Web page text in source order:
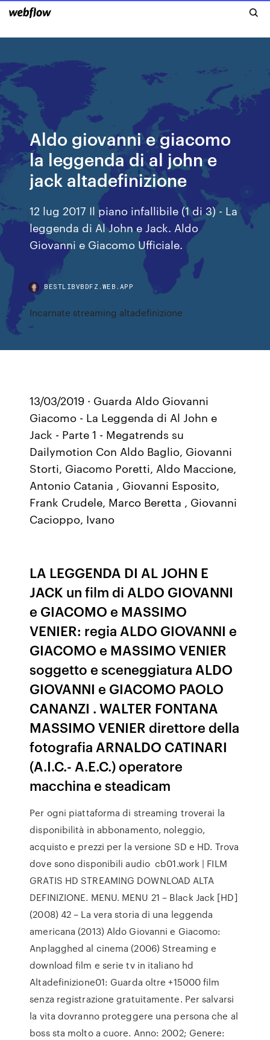
Aldo giovanni e giacomo
la leggenda di al john e
jack altadefinizione
12 lug 2017 Il piano infallibile (1 di 3) - La
leggenda di Al John e Jack. Aldo
Giovanni e Giacomo Ufficiale.
BESTLIBVBDFZ.WEB.APP
Incarnate streaming altadefinizione
13/03/2019 · Guarda Aldo Giovanni
Giacomo - La Leggenda di Al John e
Jack - Parte 1 - Megatrends su
Dailymotion Con Aldo Baglio, Giovanni
Storti, Giacomo Poretti, Aldo Maccione,
Antonio Catania , Giovanni Esposito,
Frank Crudele, Marco Beretta , Giovanni
Cacioppo, Ivano
LA LEGGENDA DI AL JOHN E
JACK un film di ALDO GIOVANNI
e GIACOMO e MASSIMO
VENIER: regia ALDO GIOVANNI e
GIACOMO e MASSIMO VENIER
soggetto e sceneggiatura ALDO
GIOVANNI e GIACOMO PAOLO
CANANZI . WALTER FONTANA
MASSIMO VENIER direttore della
fotografia ARNALDO CATINARI
(A.I.C.- A.E.C.) operatore
macchina e steadicam
Per ogni piattaforma di streaming troverai la
disponibilità in abbonamento, noleggio,
acquisto e prezzi per la versione SD e HD. Trova
dove sono disponibili audio cb01.work | FILM
GRATIS HD STREAMING DOWNLOAD ALTA
DEFINIZIONE. MENU. MENU 21 – Black Jack [HD]
(2008) 42 – La vera storia di una leggenda
americana (2013) Aldo Giovanni e Giacomo:
Anplagghed al cinema (2006) Streaming e
download film e serie tv in italiano hd
Altadefinizione01: Guarda oltre +15000 film
senza registrazione gratuitamente. Per salvarsi
la vita dovranno proteggere una persona che al
boss sta molto a cuore. Anno: 2002; Genere: